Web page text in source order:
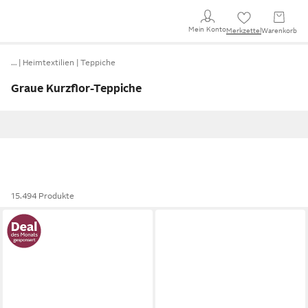
Mein KontoMerkzettel Warenkorb
… Heimtextilien Teppiche
Graue Kurzflor-Teppiche
15.494 Produkte